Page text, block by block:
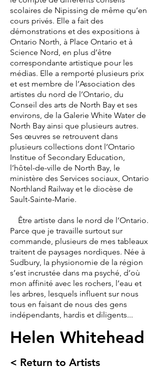
scolaires de Nipissing de même qu’en
cours privés. Elle a fait des
démonstrations et des expositions à
Ontario North, à Place Ontario et à
Science Nord, en plus d’être
correspondante artistique pour les
médias. Elle a remporté plusieurs prix
et est membre de l’Association des
artistes du nord de l’Ontario, du
Conseil des arts de North Bay et ses
environs, de la Galerie White Water de
North Bay ainsi que plusieurs autres.
Ses œuvres se retrouvent dans
plusieurs collections dont l’Ontario
Institue of Secondary Education,
l’hôtel-de-ville de North Bay, le
ministère des Services sociaux, Ontario
Northland Railway et le diocèse de
Sault-Sainte-Marie.
Être artiste dans le nord de l’Ontario.
Parce que je travaille surtout sur
commande, plusieurs de mes tableaux
traitent de paysages nordiques. Née à
Sudbury, la physionomie de la région
s’est incrustée dans ma psyché, d’où
mon affinité avec les rochers, l’eau et
les arbres, lesquels influent sur nous
tous en faisant de nous des gens
indépendants, hardis et diligents...
Helen Whitehead
< Return to Artists